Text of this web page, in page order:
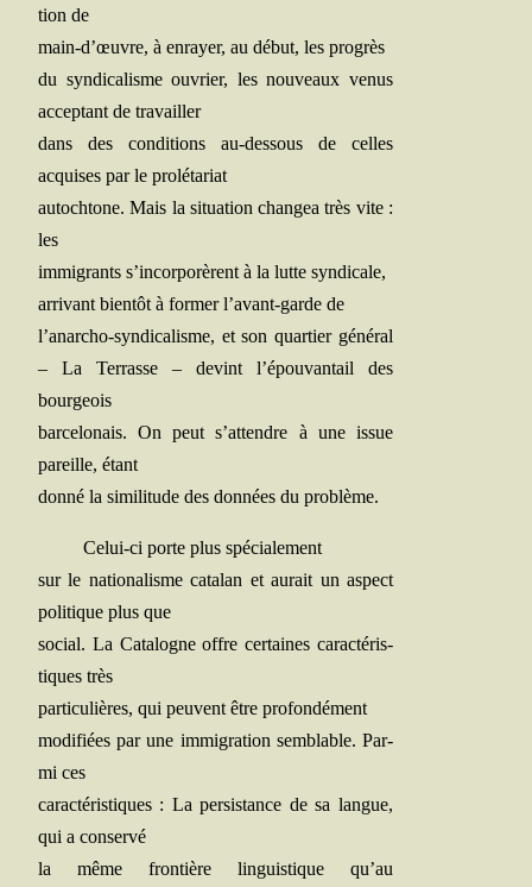
tion de
main‑d’œuvre, à enrayer, au début, les progrès
du syn­di­ca­lisme ouvrier, les nou­veaux venus
accep­tant de travailler
dans des condi­tions au-des­sous de celles
acquises par le prolétariat
autoch­tone. Mais la situa­tion chan­gea très vite :
les
immi­grants s’incorporèrent à la lutte syndicale,
arri­vant bien­tôt à for­mer l’avant-garde de
l’anarcho-syndicalisme, et son quar­tier géné­ral
– La Ter­rasse – devint l’épouvantail des
bourgeois
bar­ce­lo­nais. On peut s’attendre à une issue
pareille, étant
don­né la simi­li­tude des don­nées du problème.
Celui-ci porte plus spécialement
sur le natio­na­lisme cata­lan et aurait un aspect
poli­tique plus que
social. La Cata­logne offre cer­taines carac­té­ris­
tiques très
par­ti­cu­lières, qui peuvent être profondément
modi­fiées par une immi­gra­tion sem­blable. Par­
mi ces
carac­té­ris­tiques : La per­sis­tance de sa langue,
qui a conservé
la même fron­tière lin­guis­tique qu’au